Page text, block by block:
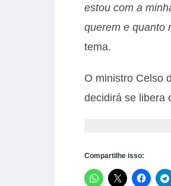
estou com a
querem e quanto
tema.
O ministro Celso
decidirá se libera
Compartilhe isso: